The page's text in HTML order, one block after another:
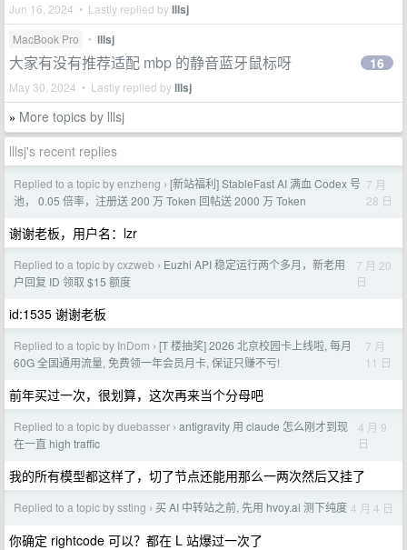
Jun 16, 2024 • Lastly replied bylllsj
MacBook Pro • lllsj
大家有没有推荐适配 mbp 的静音蓝牙鼠标呀
May 30, 2024 • Lastly replied bylllsj
16
» More topics by lllsj
lllsj's recent replies
Replied to a topic by enzheng › [新站福利] StableFast AI 满血 Codex 号
池， 0.05 倍率，注册送 200 万 Token 回帖送 2000 万 Token
7 月
28 日
谢谢老板，用户名：lzr
Replied to a topic by cxzweb › Euzhi API 稳定运行两个多月，新老用
户回复 ID 领取 $15 额度
7 月 20
日
id:1535 谢谢老板
Replied to a topic by InDom › [T 楼抽奖] 2026 北京校园卡上线啦, 每月
60G 全国通用流量, 免费领一年会员月卡, 保证只赚不亏!
7 月
11 日
前年买过一次，很划算，这次再来当个分母吧
Replied to a topic by duebasser › antigravity 用 claude 怎么刚才到现
在一直 high traffic
4 月 9
日
我的所有模型都这样了，切了节点还能用那么一两次然后又挂了
Replied to a topic by ssting › 买 AI 中转站之前, 先用 hvoy.ai 测下纯度 4 月 4 日
你确定 rightcode 可以？都在 L 站爆过一次了